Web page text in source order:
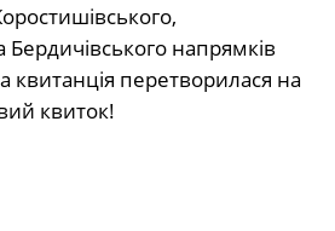
Бердичівського напрямків
перетворилася на
квиток!